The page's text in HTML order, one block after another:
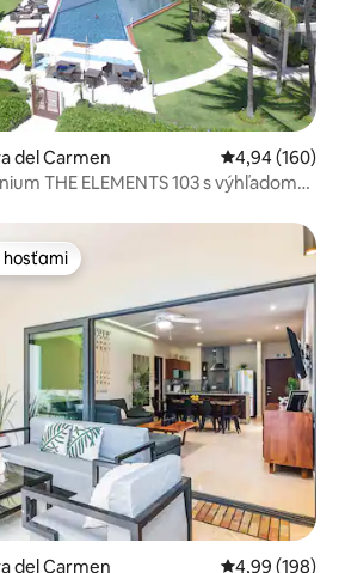
del Carmen Priemerné
4,94 (160)
THE ELEMENTS 103 s výhľadom
hosťami
hosťami
del Carmen Priemerné
4,99 (198)